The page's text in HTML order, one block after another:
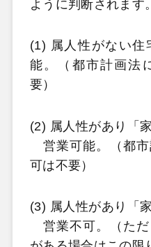
ように判断されます。
(1) 属人性がない
能。（都市計画法
要）
(2) 属人性があり
営業可能。（都市
可は不要）
(3) 属人性があり
営業不可。（ただ